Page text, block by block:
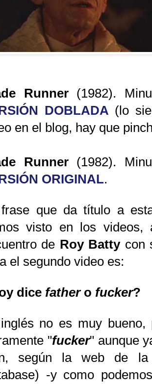
Runner(1982).
DOBLADA (lo
en el blog, hay que
Runner(1982).
ORIGINAL.
que da título a
visto en los videos,
de Roy Battycon
el segundo video es:
dice fathero fucker?
no es muy
"fucker" aunque
según la web de
-y como